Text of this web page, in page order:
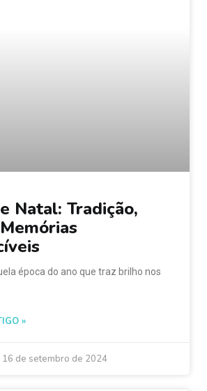
Natal: Tradição,
época do ano que traz brilho nos
»
16 de setembro de 2024